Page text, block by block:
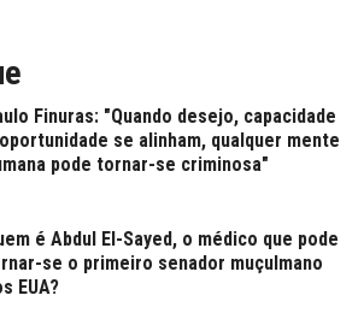
Finuras: "Quando desejo, capacidade
se alinham, qualquer mente
pode tornar-se criminosa"
é Abdul El-Sayed, o médico que pode
se o primeiro senador muçulmano
EUA?